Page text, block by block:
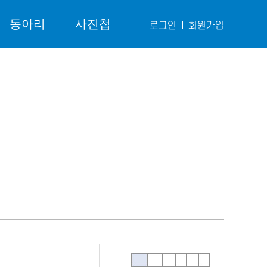
동아리 사진첩 로그인 회원가입